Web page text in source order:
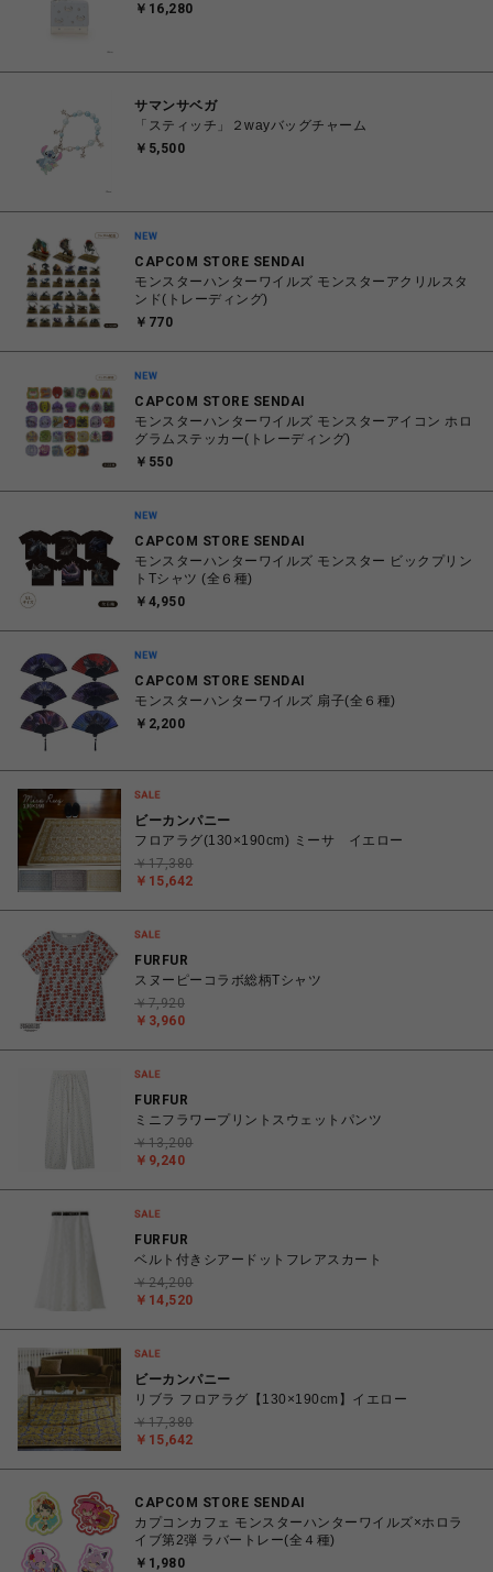
￥16,280
サマンサベガ
「スティッチ」２wayバッグチャーム
￥5,500
CAPCOM STORE SENDAI
モンスターハンターワイルズ モンスターアクリルスタ
ンド(トレーディング)
￥770
CAPCOM STORE SENDAI
モンスターハンターワイルズ モンスターアイコン ホロ
グラムステッカー(トレーディング)
￥550
CAPCOM STORE SENDAI
モンスターハンターワイルズ モンスター ビックプリン
トTシャツ (全６種)
￥4,950
CAPCOM STORE SENDAI
モンスターハンターワイルズ 扇子(全６種)
￥2,200
ビーカンパニー
フロアラグ(130×190cm) ミーサ イエロー
￥15,642
￥17,380
FURFUR
スヌーピーコラボ総柄Tシャツ
￥3,960
￥7,920
FURFUR
ミニフラワープリントスウェットパンツ
￥9,240
￥13,200
FURFUR
ベルト付きシアードットフレアスカート
￥14,520
￥24,200
ビーカンパニー
リブラ フロアラグ【130×190cm】イエロー
￥15,642
￥17,380
CAPCOM STORE SENDAI
カプコンカフェ モンスターハンターワイルズ×ホロラ
イブ第2弾 ラバートレー(全４種)
￥1,980